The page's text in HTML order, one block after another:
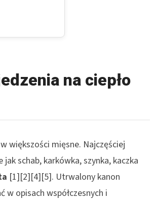
na ciepło
większości mięsne. Najczęściej
jak schab, karkówka, szynka, kaczka
[1][2][4][5]. Utrwalony kanon
opisach współczesnych i